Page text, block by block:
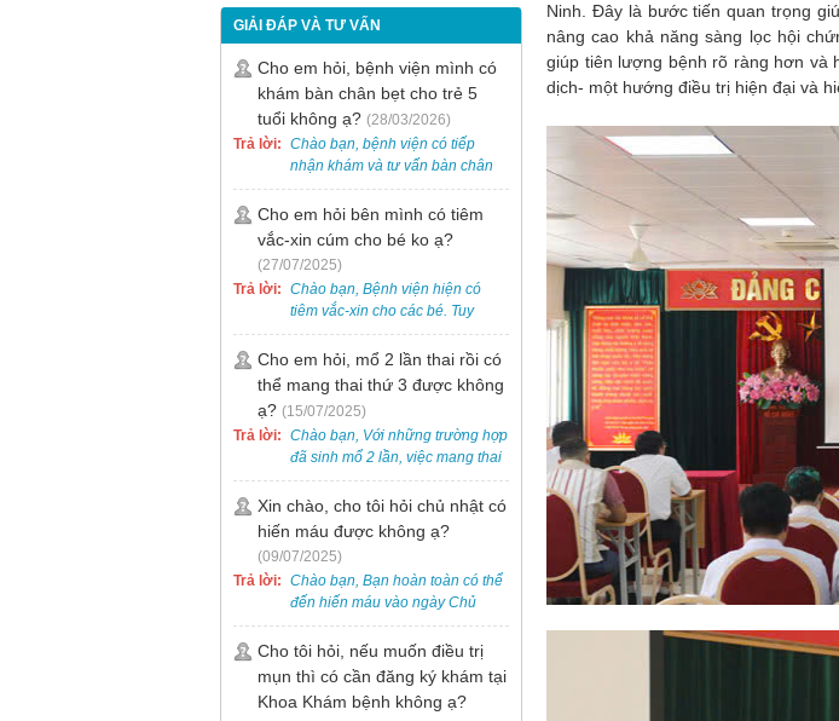
GIẢI ĐÁP VÀ TƯ VẤN
Cho em hỏi, bệnh viện mình có
khám bàn chân bẹt cho trẻ 5
tuổi không ạ? (28/03/2026)
Trả lời: Chào bạn, bệnh viện có tiếp
nhận khám và tư vấn bàn chân
bẹt cho trẻ em, bao gồm cả trẻ 5
tuổi. Bạn có thể đưa bé đến
Khoa Khám bệnh của bệnh viện
để được bác sĩ chuyên khoa
thăm khám. Ngoài ra, để thuận
tiện hơn, bạn có thể đặt lịch
khám trước qua số điện thoại:
0988 270 115. Nếu cần hỗ trợ
thêm, vui lòng liên hệ qua Zalo
hoặc Fanpage Bệnh viện Việt
Nam - Thụy Điển Uông Bí.
Cho em hỏi bên mình có tiêm
vắc-xin cúm cho bé ko ạ?
(27/07/2025)
Trả lời: Chào bạn, Bệnh viện hiện có
tiêm vắc-xin cho các bé. Tuy
nhiên, các loại vắc-xin thường về
theo từng đợt, không phải lúc
nào cũng có sẵn.
Cho em hỏi, mổ 2 lần thai rồi có
thể mang thai thứ 3 được không
ạ? (15/07/2025)
Trả lời: Chào bạn, Với những trường hợp
đã sinh mổ 2 lần, việc mang thai
lần 3 vẫn có thể thực hiện được.
Tại Bệnh viện, chúng tôi đã tiếp
nhận và hỗ trợ nhiều thai phụ có
nhu cầu tương tự.
Xin chào, cho tôi hỏi chủ nhật có
hiến máu được không ạ?
(09/07/2025)
Trả lời: Chào bạn, Bạn hoàn toàn có thể
đến hiến máu vào ngày Chủ
Nhật.
Cho tôi hỏi, nếu muốn điều trị
mụn thì có cần đăng ký khám tại
Khoa Khám bệnh không ạ?
Ninh. Đây là bước tiến quan trọng
nâng cao khả năng sàng lọc hội
giúp tiên lượng bệnh rõ ràng hơn và
dịch- một hướng điều trị hiện đại và